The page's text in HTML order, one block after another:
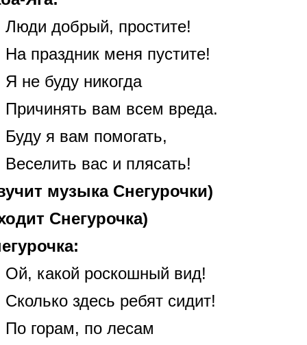
Люди добрый, простите!
На праздник меня пустите!
Я не буду никогда
Причинять вам всем вреда.
Буду я вам помогать,
Веселить вас и плясать!
музыка Снегурочки)
Снегурочка)
Ой, какой роскошный вид!
Сколько здесь ребят сидит!
По горам, по лесам